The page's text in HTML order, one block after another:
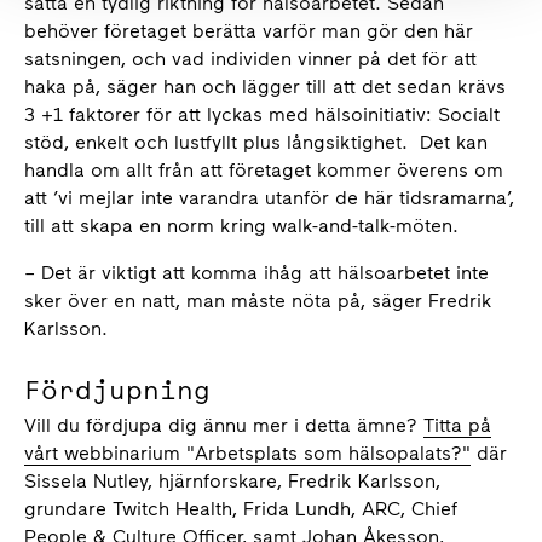
behöver företaget berätta varför man gör den här
satsningen, och vad individen vinner på det för att
haka på, säger han och lägger till att det sedan krävs
3 +1 faktorer för att lyckas med hälsoinitiativ: Socialt
stöd, enkelt och lustfyllt plus långsiktighet. Det kan
handla om allt från att företaget kommer överens om
att ’vi mejlar inte varandra utanför de här tidsramarna’,
till att skapa en norm kring walk-and-talk-möten.
– Det är viktigt att komma ihåg att hälsoarbetet inte
sker över en natt, man måste nöta på, säger Fredrik
Karlsson.
Fördjupning
Vill du fördjupa dig ännu mer i detta ämne? Titta på
vårt webbinarium "Arbetsplats som hälsopalats?" där
Sissela Nutley, hjärnforskare, Fredrik Karlsson,
grundare Twitch Health, Frida Lundh, ARC, Chief
People & Culture Officer, samt Johan Åkesson,